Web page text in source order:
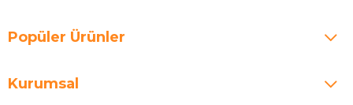
Popüler Ürünler
Kurumsal